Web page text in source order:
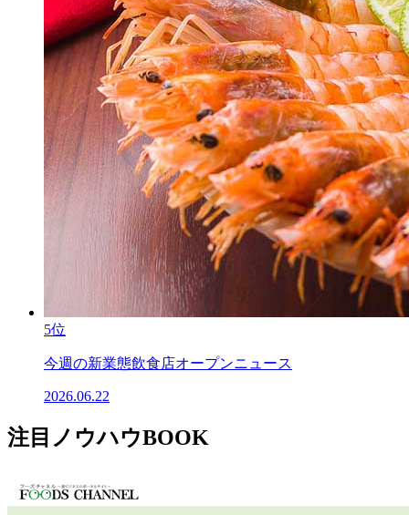
5位
今週の新業態飲食店オープンニュース
2026.06.22
注目ノウハウBOOK